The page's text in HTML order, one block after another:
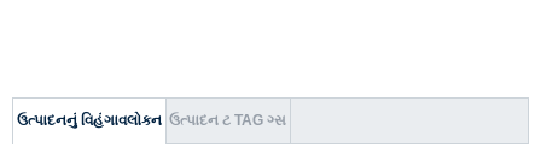
ઉત્પાદનનું વિહંગાવલોકન ઉત્પાદન ટ TAG ગ્સ